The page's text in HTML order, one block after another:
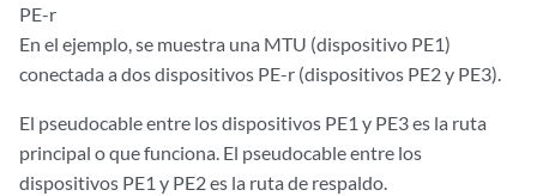
PE-r
En el ejemplo, se muestra una MTU (dispositivo PE1)
conectada a dos dispositivos PE-r (dispositivos PE2 y PE3).
El pseudocable entre los dispositivos PE1 y PE3 es la ruta
principal o que funciona. El pseudocable entre los
dispositivos PE1 y PE2 es la ruta de respaldo.